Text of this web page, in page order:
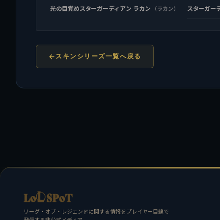
光の目覚めスターガーディアン ラカン （ラカン） スターガー
スキンシリーズ一覧へ戻る
リーグ・オブ・レジェンドに関する情報をプレイヤー目線で